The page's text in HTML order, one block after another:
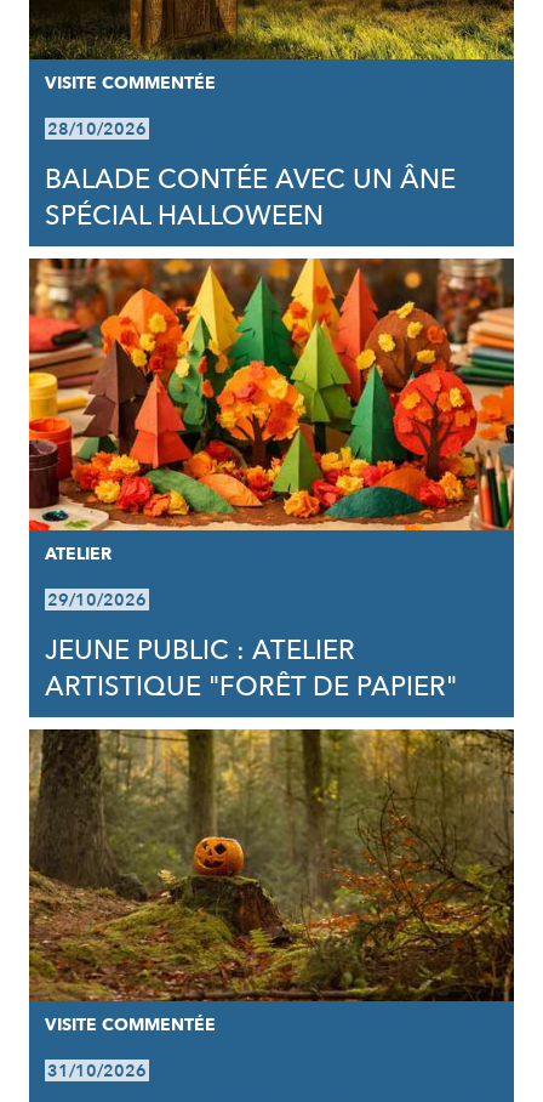
VISITE COMMENTÉE
28/10/2026
BALADE CONTÉE AVEC UN ÂNE
SPÉCIAL HALLOWEEN
ATELIER
29/10/2026
JEUNE PUBLIC : ATELIER
ARTISTIQUE "FORÊT DE PAPIER"
VISITE COMMENTÉE
31/10/2026